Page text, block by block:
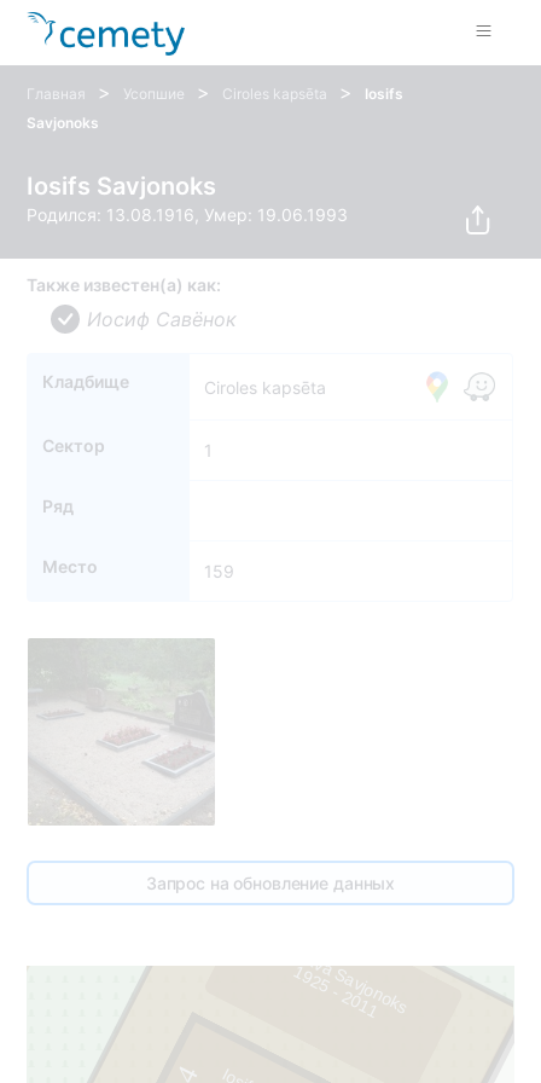
Главная > Усопшие > Ciroles kapsēta >
Iosifs
Savjonoks
Iosifs Savjonoks
Родился: 13.08.1916, Умер: 19.06.1993
Также известен(а) как:
Иосиф Савёнок
Кладбище Ciroles kapsēta
Сектор 1
Ряд
Место 159
Запрос на обновление данных
4
Česlava Savjonoks
1
9
2
5
-
2
0
11